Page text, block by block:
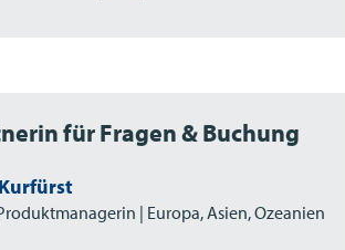
für Fragen & Buchung
| Europa, Asien, Ozeanien